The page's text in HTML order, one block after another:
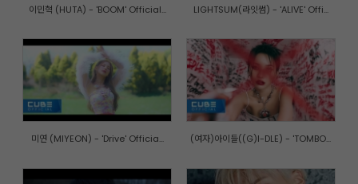
이민혁 (HUTA) - 'BOOM' Official... LIGHTSUM(라잇썸) - 'ALIVE' Offi...
미연 (MIYEON) - 'Drive' Officia... (여자)아이들((G)I-DLE) - 'TOMBO...